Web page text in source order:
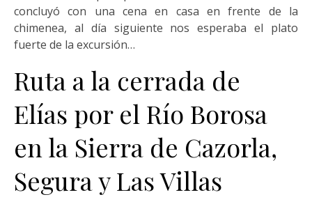
concluyó con una cena en casa en frente de la
chimenea, al día siguiente nos esperaba el plato
fuerte de la excursión…
Ruta a la cerrada de
Elías por el Río Borosa
en la Sierra de Cazorla,
Segura y Las Villas